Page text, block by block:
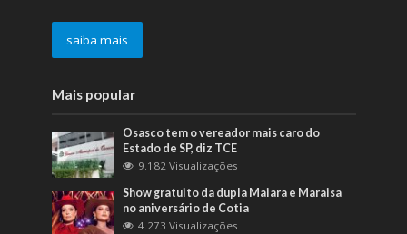
saiba mais
Mais popular
Osasco tem o vereador mais caro do
Estado de SP, diz TCE
9.182 Visualizações
Show gratuito da dupla Maiara e Maraisa
no aniversário de Cotia
4.273 Visualizações